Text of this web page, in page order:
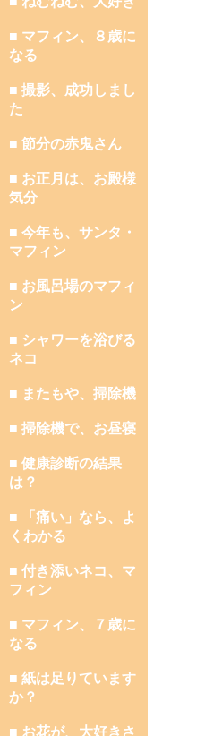
■ マフィン、８歳に
なる
■ 撮影、成功しまし
た
■ 節分の赤鬼さん
■ お正月は、お殿様
気分
■ 今年も、サンタ・
マフィン
■ お風呂場のマフィ
ン
■ シャワーを浴びる
ネコ
■ またもや、掃除機
■ 掃除機で、お昼寝
■ 健康診断の結果
は？
■ 「痛い」なら、よ
くわかる
■ 付き添いネコ、マ
フィン
■ マフィン、７歳に
なる
■ 紙は足りています
か？
■ お花が、大好きさ